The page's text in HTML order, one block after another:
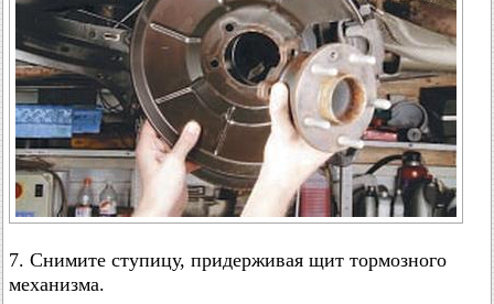
7. Снимите ступицу, придерживая щит тормозного
механизма.